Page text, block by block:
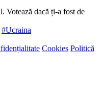
Votează dacă ți-a fost de
#Ucraina
Cookies Politică